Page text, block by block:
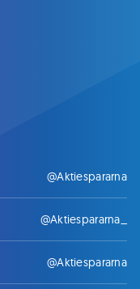
@Aktiespararna
@Aktiespararna_
@Aktiespararna